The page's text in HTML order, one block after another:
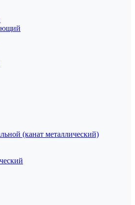
(канат металлический)